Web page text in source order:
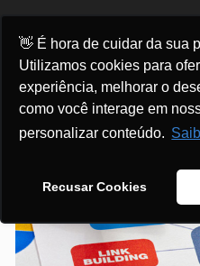
👋 É hora de cuidar da sua
Utilizamos cookies para
experiência, melhorar o
como você interage em
personalizar conteúdo.
Recusar Cookies
conteúdo
Post
navigation